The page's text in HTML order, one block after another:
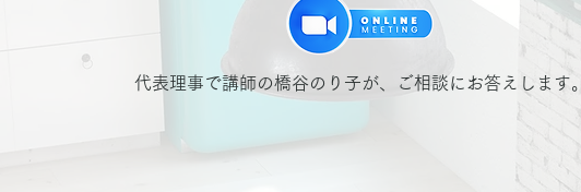
代表理事で講師の橋谷のり子が、ご相談にお答えします。